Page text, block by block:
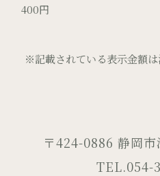
400円
※記載されている表示金額は
〒424-0886 静岡
TEL.054-